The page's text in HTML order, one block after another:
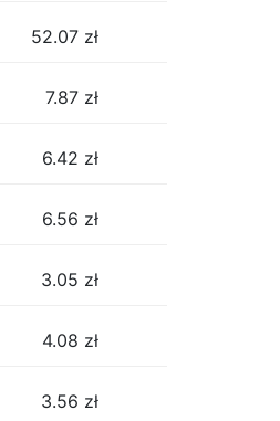
52.07 zł
7.87 zł
6.42 zł
6.56 zł
3.05 zł
4.08 zł
3.56 zł